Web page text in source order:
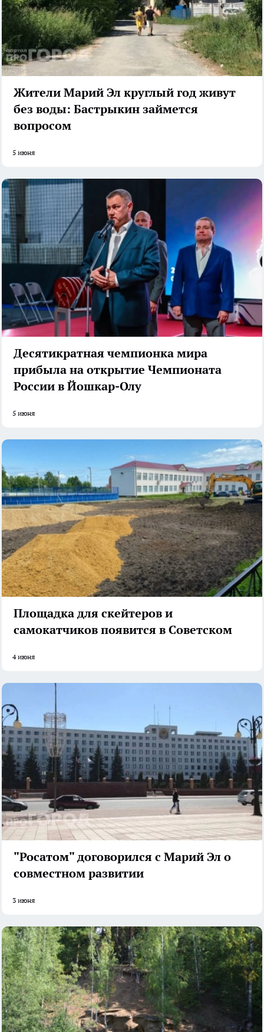
Жители Марий Эл круглый год живут
без воды: Бастрыкин займется
вопросом
5 июня
Десятикратная чемпионка мира
прибыла на открытие Чемпионата
России в Йошкар-Олу
5 июня
Площадка для скейтеров и
самокатчиков появится в Советском
4 июня
"Росатом" договорился с Марий Эл о
совместном развитии
3 июня